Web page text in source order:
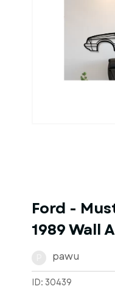
Ford -
1989 Wall
pawu
ID: 30439